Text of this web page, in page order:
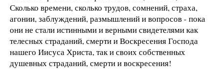
Сколько времени, сколько трудов, сомнений, страха,
агонии, заблуждений, размышлений и вопросов - пока
они не стали истинными и верными свидетелями как
телесных страданий, смерти и Воскресения Господа
нашего Иисуса Христа, так и своих собственных
душевных страданий, смерти и воскресения!